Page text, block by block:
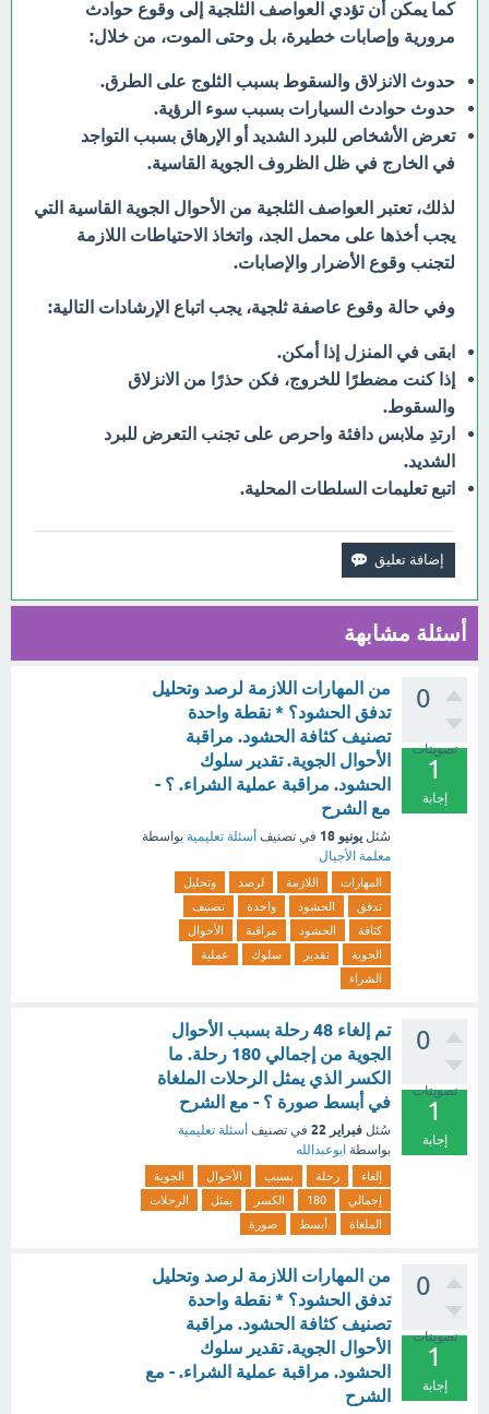
كما يمكن أن تؤدي العواصف الثلجية إلى وقوع حوادث
مرورية وإصابات خطيرة، بل وحتى الموت، من خلال:
حدوث الانزلاق والسقوط بسبب الثلوج على الطرق.
حدوث حوادث السيارات بسبب سوء الرؤية.
تعرض الأشخاص للبرد الشديد أو الإرهاق بسبب التواجد
في الخارج في ظل الظروف الجوية القاسية.
لذلك، تعتبر العواصف الثلجية من الأحوال الجوية القاسية التي
يجب أخذها على محمل الجد، واتخاذ الاحتياطات اللازمة
لتجنب وقوع الأضرار والإصابات.
وفي حالة وقوع عاصفة ثلجية، يجب اتباع الإرشادات التالية:
ابقى في المنزل إذا أمكن.
إذا كنت مضطرًا للخروج، فكن حذرًا من الانزلاق
والسقوط.
ارتدِ ملابس دافئة واحرص على تجنب التعرض للبرد
الشديد.
اتبع تعليمات السلطات المحلية.
أسئلة مشابهة
0
تصويتات
1
إجابة
من المهارات اللازمة لرصد وتحليل
تدفق الحشود؟ * نقطة واحدة
تصنيف كثافة الحشود. مراقبة
الأحوال الجوية. تقدير سلوك
الحشود. مراقبة عملية الشراء. ؟ -
مع الشرح
سُئل يونيو 18 في تصنيف أسئلة تعليمية بواسطة
معلمة الأجيال
المهارات اللازمة لرصد
وتحليل
تدفق
الحشود واحدة
تصنيف
كثافة
الحشود مراقبة
الأحوال
الجوية
تقدير سلوك
عملية
الشراء
0
تصويتات
1
إجابة
تم إلغاء 48 رحلة بسبب الأحوال
الجوية من إجمالي 180 رحلة. ما
الكسر الذي يمثل الرحلات الملغاة
في أبسط صورة ؟ - مع الشرح
سُئل فبراير 22 في تصنيف أسئلة تعليمية
بواسطة ابوعبدالله
إلغاء رحلة بسبب الأحوال
الجوية
إجمالي
180 الكسر يمثل
الرحلات
الملغاة
أبسط صورة
0
تصويتات
1
إجابة
من المهارات اللازمة لرصد وتحليل
تدفق الحشود؟ * نقطة واحدة
تصنيف كثافة الحشود. مراقبة
الأحوال الجوية. تقدير سلوك
الحشود. مراقبة عملية الشراء. - مع
الشرح